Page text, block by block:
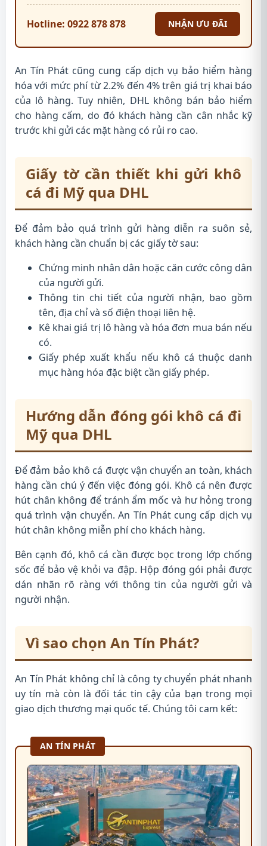
Hotline: 0922 878 878 NHẬN ƯU ĐÃI
An Tín Phát cũng cung cấp dịch vụ bảo hiểm hàng
hóa với mức phí từ 2.2% đến 4% trên giá trị khai báo
của lô hàng. Tuy nhiên, DHL không bán bảo hiểm
cho hàng cấm, do đó khách hàng cần cân nhắc kỹ
trước khi gửi các mặt hàng có rủi ro cao.
Giấy tờ cần thiết khi gửi khô
cá đi Mỹ qua DHL
Để đảm bảo quá trình gửi hàng diễn ra suôn sẻ,
khách hàng cần chuẩn bị các giấy tờ sau:
Chứng minh nhân dân hoặc căn cước công dân
của người gửi.
Thông tin chi tiết của người nhận, bao gồm
tên, địa chỉ và số điện thoại liên hệ.
Kê khai giá trị lô hàng và hóa đơn mua bán nếu
có.
Giấy phép xuất khẩu nếu khô cá thuộc danh
mục hàng hóa đặc biệt cần giấy phép.
Hướng dẫn đóng gói khô cá đi
Mỹ qua DHL
Để đảm bảo khô cá được vận chuyển an toàn, khách
hàng cần chú ý đến việc đóng gói. Khô cá nên được
hút chân không để tránh ẩm mốc và hư hỏng trong
quá trình vận chuyển. An Tín Phát cung cấp dịch vụ
hút chân không miễn phí cho khách hàng.
Bên cạnh đó, khô cá cần được bọc trong lớp chống
sốc để bảo vệ khỏi va đập. Hộp đóng gói phải được
dán nhãn rõ ràng với thông tin của người gửi và
người nhận.
Vì sao chọn An Tín Phát?
An Tín Phát không chỉ là công ty chuyển phát nhanh
uy tín mà còn là đối tác tin cậy của bạn trong mọi
giao dịch thương mại quốc tế. Chúng tôi cam kết:
AN TÍN PHÁT